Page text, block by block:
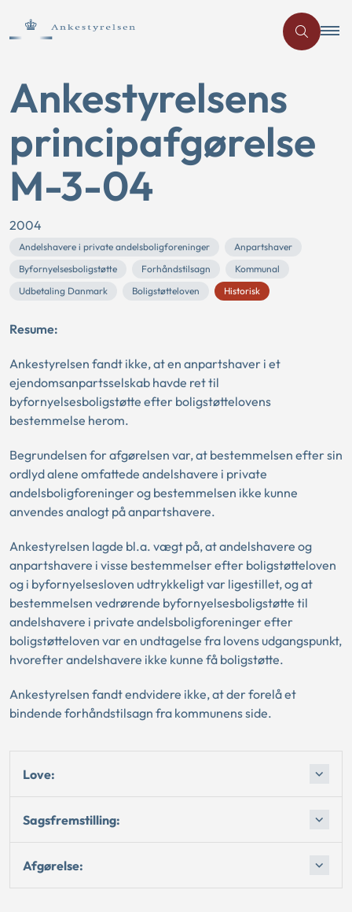
Ankestyrelsens
principafgørelse
M-3-04
2004
Andelshavere i private andelsboligforeninger
Anpartshaver
Byfornyelsesboligstøtte
Forhåndstilsagn
Kommunal
Udbetaling Danmark
Boligstøtteloven Historisk
Resume:
Ankestyrelsen fandt ikke, at en anpartshaver i et
ejendomsanpartsselskab havde ret til
byfornyelsesboligstøtte efter boligstøttelovens
bestemmelse herom.
Begrundelsen for afgørelsen var, at bestemmelsen efter sin
ordlyd alene omfattede andelshavere i private
andelsboligforeninger og bestemmelsen ikke kunne
anvendes analogt på anpartshavere.
Ankestyrelsen lagde bl.a. vægt på, at andelshavere og
anpartshavere i visse bestemmelser efter boligstøtteloven
og i byfornyelsesloven udtrykkeligt var ligestillet, og at
bestemmelsen vedrørende byfornyelsesboligstøtte til
andelshavere i private andelsboligforeninger efter
boligstøtteloven var en undtagelse fra lovens udgangspunkt,
hvorefter andelshavere ikke kunne få boligstøtte.
Ankestyrelsen fandt endvidere ikke, at der forelå et
bindende forhåndstilsagn fra kommunens side.
Love:
Sagsfremstilling:
Afgørelse: